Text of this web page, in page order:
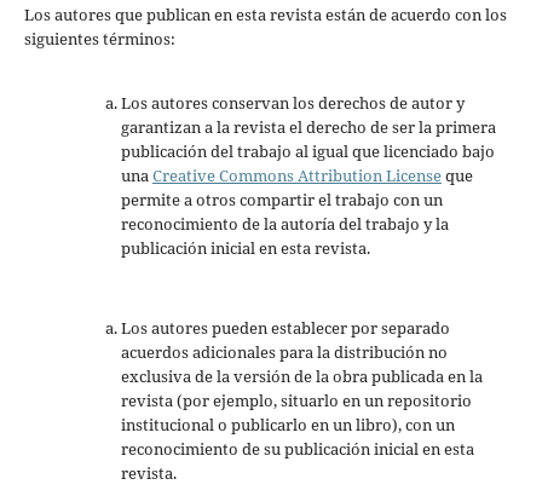
Los autores que publican en esta revista están de acuerdo con los
siguientes términos:
Los autores conservan los derechos de autor y
garantizan a la revista el derecho de ser la primera
publicación del trabajo al igual que licenciado bajo
unaCreative Commons Attribution Licenseque
permite a otros compartir el trabajo con un
reconocimiento de la autoría del trabajo y la
publicación inicial en esta revista.
Los autores pueden establecer por separado
acuerdos adicionales para la distribución no
exclusiva de la versión de la obra publicada en la
revista (por ejemplo, situarlo en un repositorio
institucional o publicarlo en un libro), con un
reconocimiento de su publicación inicial en esta
revista.